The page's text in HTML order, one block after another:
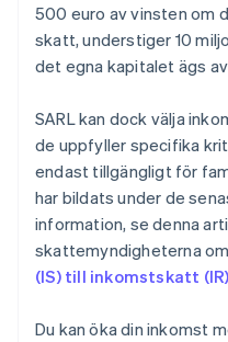
500 euro av vinsten om
skatt, understiger 10
det egna kapitalet ägs
SARL kan dock välja
de uppfyller specifika
endast tillgängligt för
har bildats under de
information, se denna
skattemyndigheterna om
(IS) till inkomstskatt
Du kan öka din inkomst